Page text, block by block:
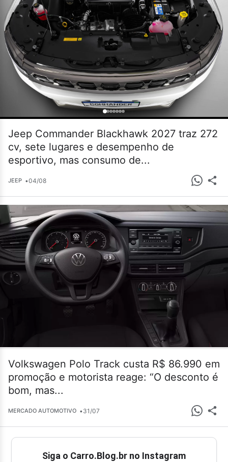
Jeep Commander Blackhawk 2027 traz 272
cv, sete lugares e desempenho de
esportivo, mas consumo de...
JEEP •04/08
Volkswagen Polo Track custa R$ 86.990 em
promoção e motorista reage: “O desconto é
bom, mas...
MERCADO AUTOMOTIVO •31/07
Siga o Carro.Blog.br no Instagram